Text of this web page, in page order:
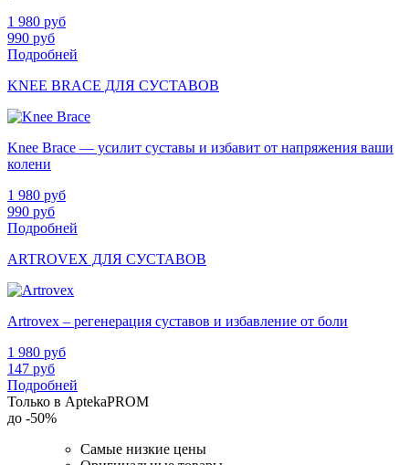
1 980 руб
990 руб
Подробней
KNEE BRACE ДЛЯ СУСТАВОВ
Knee Brace — усилит суставы и избавит от напряжения ваши
колени
1 980 руб
990 руб
Подробней
ARTROVEX ДЛЯ СУСТАВОВ
Artrovex – регенерация суставов и избавление от боли
1 980 руб
147 руб
Подробней
Только в AptekaPROM
до -50%
Самые низкие цены